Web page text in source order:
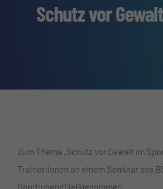
Schutz vor
Zum Thema „Schutz vor Gewalt im
Trainer:innen an einem Seminar des
Sportjugend) teilgenommen.